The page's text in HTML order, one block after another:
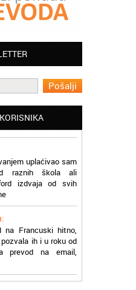
sve zaposlene u
znanje na odličan
Oxford ja se
super ste
raznih škola ali
izdvaja od svih
ih i u roku od
prevod na email,
zaposlio